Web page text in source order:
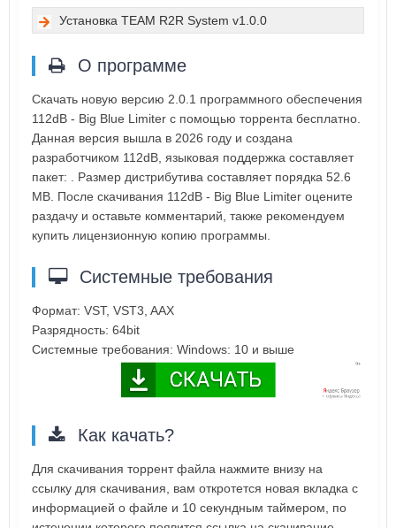
Установка TEAM R2R System v1.0.0
О программе
Скачать новую версию 2.0.1 программного обеспечения
112dB - Big Blue Limiter с помощью торрента бесплатно.
Данная версия вышла в 2026 году и создана
разработчиком 112dB, языковая поддержка составляет
пакет: . Размер дистрибутива составляет порядка 52.6
MB. После скачивания 112dB - Big Blue Limiter оцените
раздачу и оставьте комментарий, также рекомендуем
купить лицензионную копию программы.
Системные требования
Формат: VST, VST3, AAX
Разрядность: 64bit
Системные требования: Windows: 10 и выше
Как качать?
Для скачивания торрент файла нажмите внизу на
ссылку для скачивания, вам откротется новая вкладка с
информацией о файле и 10 секундным таймером, по